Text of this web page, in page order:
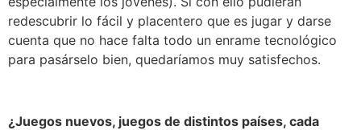
redescubrir lo fácil y placentero que es jugar y darse
cuenta que no hace falta todo un enrame tecnológico
para pasárselo bien, quedaríamos muy satisfechos.
¿Juegos nuevos, juegos de distintos países, cada